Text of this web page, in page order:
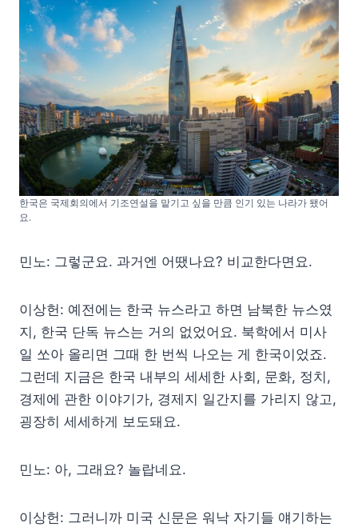
한국은 국제회의에서 기조연설을 맡기고 싶을 만큼 인기 있는 나라가 됐어
요.
민노: 그렇군요. 과거엔 어땠나요? 비교한다면요.
이상헌: 예전에는 한국 뉴스라고 하면 남북한 뉴스였
지, 한국 단독 뉴스는 거의 없었어요. 북학에서 미사
일 쏘아 올리면 그때 한 번씩 나오는 게 한국이었죠.
그런데 지금은 한국 내부의 세세한 사회, 문화, 정치,
경제에 관한 이야기가, 경제지 일간지를 가리지 않고,
굉장히 세세하게 보도돼요.
민노: 아, 그래요? 놀랍네요.
이상헌: 그러니까 미국 신문은 워낙 자기들 얘기하는